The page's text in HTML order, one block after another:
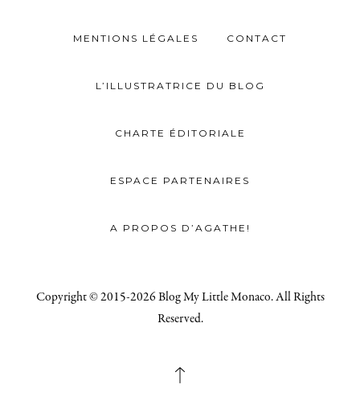
MENTIONS LÉGALES CONTACT
L’ILLUSTRATRICE DU BLOG
CHARTE ÉDITORIALE
ESPACE PARTENAIRES
A PROPOS D’AGATHE!
Copyright © 2015-2026 Blog My Little Monaco. All Rights
Reserved.